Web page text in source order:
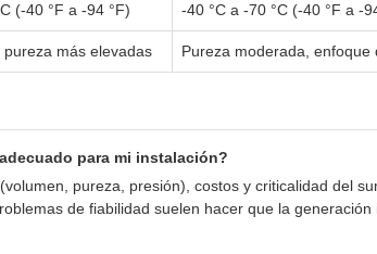
(-40 °F a -94 °F) -40 °C a -70 °C (-40 °F a -
pureza más elevadas Pureza moderada, enfoque
para mi instalación?
pureza, presión), costos y criticalidad del
de fiabilidad suelen hacer que la generación